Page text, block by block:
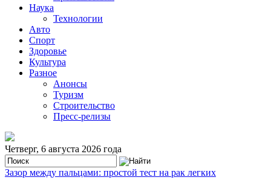
Наука
Технологии
Авто
Спорт
Здоровье
Культура
Разное
Анонсы
Туризм
Строительство
Пресс-релизы
Четверг, 6 августа 2026 года
Зазор между пальцами: простой тест на рак легких